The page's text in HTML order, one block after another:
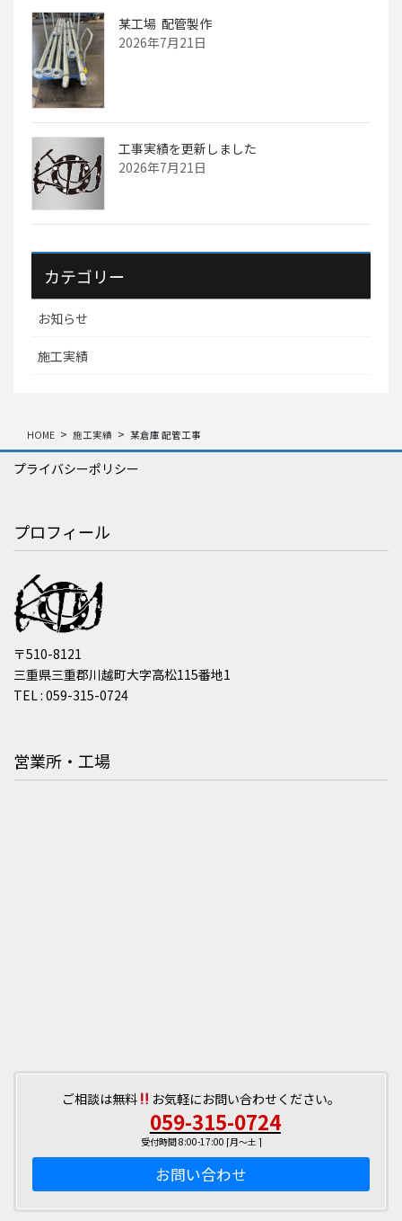
某工場 配管製作
2026年7月21日
工事実績を更新しました
2026年7月21日
カテゴリー
お知らせ
施工実績
HOME 施工実績 某倉庫 配管工事
プライバシーポリシー
プロフィール
〒510-8121
三重県三重郡川越町大字高松115番地1
TEL : 059-315-0724
営業所・工場
ご相談は無料 お気軽にお問い合わせください。
059-315-0724
受付時間 8:00-17:00 [月～土 ]
お問い合わせ